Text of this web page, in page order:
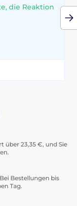
die Reaktion
über 23,35 €, und Sie
Bestellungen bis
Tag.